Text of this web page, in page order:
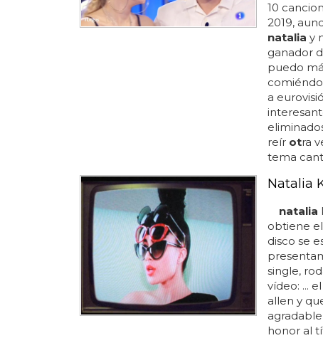
10
2019,
natalia y
ganador
puedo
a
reír otra
tema
Natalia
natalia
obtiene
disco se
single,
vídeo: ...
allen y
honor al